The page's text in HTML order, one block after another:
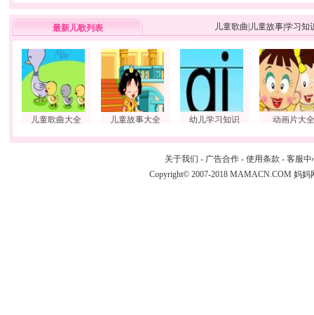
最新儿歌列表 儿童歌曲 儿童故事学习知
儿童歌曲大全 儿童故事大全 幼儿学习知识 动画片大全
关于我们 - 广告合作 - 使用条款 - 客服中
Copyright© 2007-2018 MAMACN.COM 妈妈